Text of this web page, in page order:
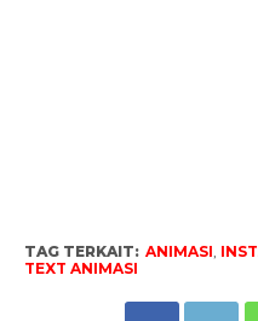
TAG TERKAIT: ANIMASI
TEXT ANIMASI